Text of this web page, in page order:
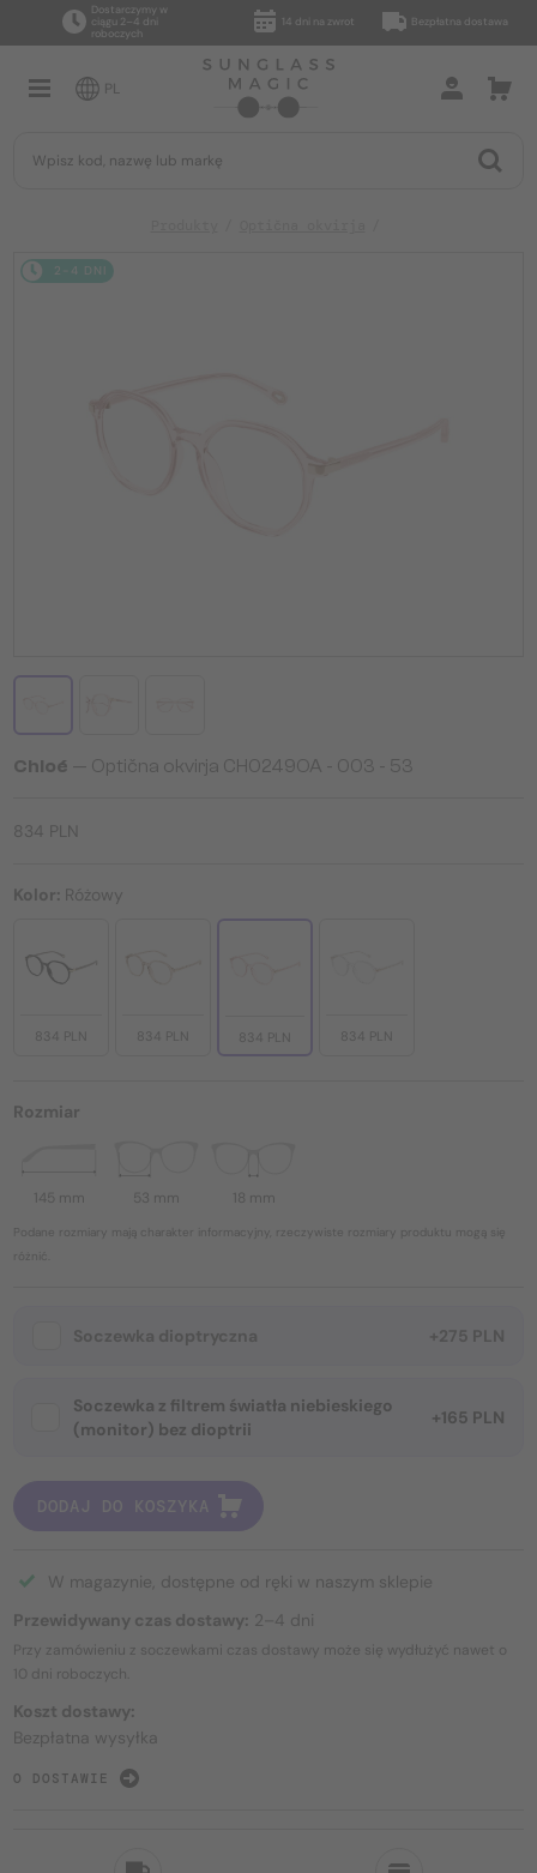
Dostarczymy w
ciągu 2–4 dni
roboczych
14 dni na zwrot Bezpłatna dostawa
PL
2-4 DNI
Chloé — Optična okvirja CH0249OA - 003 - 53
834 PLN
Kolor: Różowy
834 PLN 834 PLN 834 PLN 834 PLN
Rozmiar
145 mm 53 mm 18 mm
Podane rozmiary mają charakter informacyjny, rzeczywiste rozmiary produktu mogą się
różnić.
Soczewka dioptryczna +275 PLN
Soczewka z filtrem światła niebieskiego
(monitor) bez dioptrii
+165 PLN
DODAJ DO KOSZYKA
W magazynie, dostępne od ręki w naszym sklepie
Przewidywany czas dostawy: 2–4 dni
Przy zamówieniu z soczewkami czas dostawy może się wydłużyć nawet o
10 dni roboczych.
Koszt dostawy:
Bezpłatna wysyłka
O DOSTAWIE